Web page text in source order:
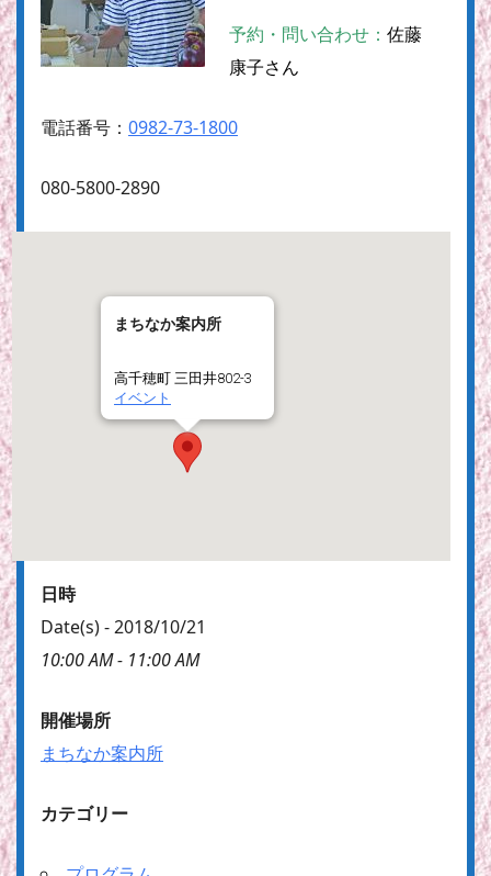
予約・問い合わせ：佐藤
康子さん
電話番号： 0982-73-1800
080-5800-2890
まちなか案内所
高千穂町 三田井802-3
イベント
日時
Date(s) - 2018/10/21
10:00 AM - 11:00 AM
開催場所
まちなか案内所
カテゴリー